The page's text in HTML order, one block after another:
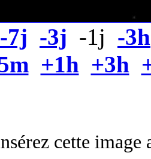
-7j -3j -1j -3h
+1h +3h
cette